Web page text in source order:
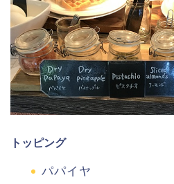
トッピング
パパイヤ